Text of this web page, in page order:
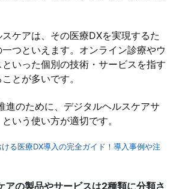
ケアは、その医療DXを実現するた
つといえます。オンライン診療やウ
いった個別の技術・サービスを指す
とが多いです。
進のために、デジタルヘルスケアサ
いう使い方が適切です。
る医療DX導入の完全ガイド！導入事例や注
アの製品やサービスは2種類に分類さ